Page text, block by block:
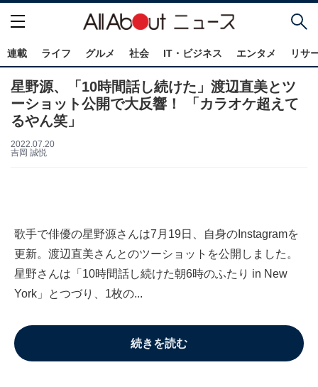
連載 ライフ グルメ 社会 IT・ビジネス エンタメ リサ
星野源、「10時間話し続けた」渡辺直美とツ
ーショット公開で大反響！ 「カラオケ超えて
るやん笑」
2022.07.20
吉岡 誠悦
歌手で俳優の星野源さんは7月19日、自身のInstagramを
更新。渡辺直美さんとのツーショットを公開しました。
星野さんは「10時間話し続けた朝6時のふたり in New
York」とつづり、1枚の...
続きを読む